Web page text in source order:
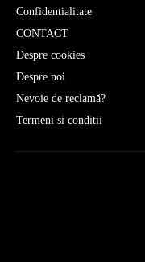
Confidentialitate
CONTACT
Despre cookies
Despre noi
Nevoie de reclamă?
Termeni si conditii